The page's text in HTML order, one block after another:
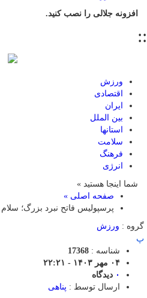
افزونه جلالی را نصب کنید.
::
ورزش
اقتصادی
ایران
بین الملل
استانها
سلامت
فرهنگ
انرژی
شما اینجا هستید »
صفحه اصلی »
پرسپولیس فاتح نبرد بزرگ؛ سلام
گروه : ورزش
پ
شناسه : 17368
۰۴ مهر ۱۴۰۳ - ۲۲:۲۱
۰ دیدگاه
ارسال توسط : پناهی